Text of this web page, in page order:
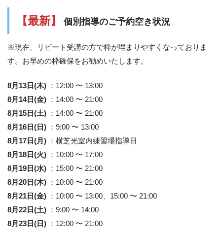
【最新】 個別指導のご予約空き状況
※現在、リピート受講の方で枠が埋まりやすくなっておりま
す。お早めの枠確保をお勧めいたします。
8月13日(木)
：12:00 〜 13:00
8月14日(金)
：14:00 〜 21:00
8月15日(土)
：14:00 〜 21:00
8月16日(日)
：9:00 〜 13:00
8月17日(月)
：横芝光室内練習場指導日
8月18日(火)
：10:00 〜 17:00
8月19日(水)
：15:00 〜 21:00
8月20日(木)
：10:00 〜 21:00
8月21日(金)
：10:00 〜 13:00、15:00 〜 21:00
8月22日(土)
：9:00 〜 14:00
8月23日(日)
：12:00 〜 21:00